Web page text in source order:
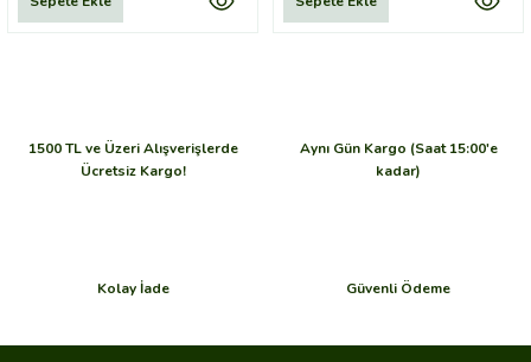
1500 TL ve Üzeri Alışverişlerde
Ücretsiz Kargo!
Aynı Gün Kargo (Saat 15:00'e
kadar)
Kolay İade Güvenli Ödeme